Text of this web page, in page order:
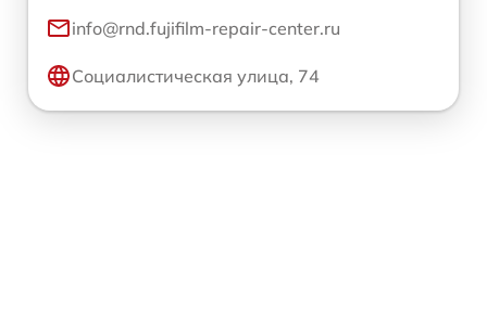
info@rnd.fujifilm-repair-center.ru
Социалистическая улица, 74